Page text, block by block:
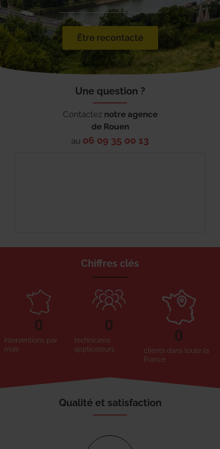
Être recontacté
Une question ?
Contactez notre agence
de Rouen
au 06 09 35 00 13
Chiffres clés
interventions par
mois
0
techniciens
applicateurs
0
clients dans toute la
France
0
Qualité et satisfaction